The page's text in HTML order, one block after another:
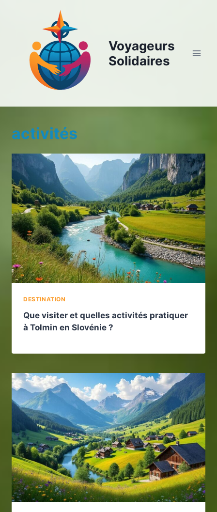
Voyageurs
Solidaires
activités
DESTINATION
Que visiter et quelles activités pratiquer
à Tolmin en Slovénie ?